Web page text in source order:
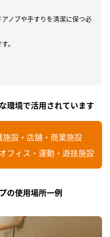
ノブや手すりを清潔に保つ必
。
環境で活用されています
施設・店舗・商業施設
フィス・運動・遊技施設
の使用場所一例